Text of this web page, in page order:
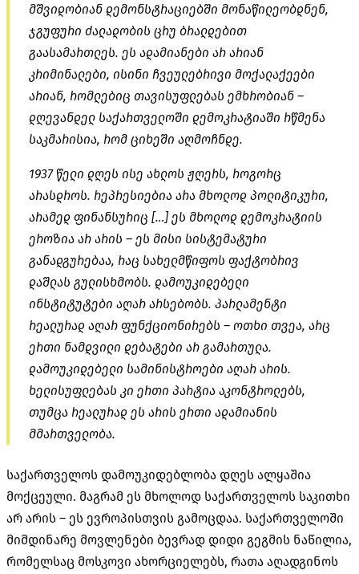
მშვიდობიან დემონსტრაციებში მონაწილეობდნენ,
ჯგუფური ძალადობის ცრუ ბრალდებით
გაასამართლეს. ეს ადამიანები არ არიან
კრიმინალები, ისინი ჩვეულებრივი მოქალაქეები
არიან, რომლებიც თავისუფლებას ემხრობიან –
დღევანდელ საქართველოში დემოკრატიაში რწმენა
საკმარისია, რომ ციხეში აღმოჩნდე.
1937 წელი დღეს ისე ახლოს ჟღერს, როგორც
არასდროს. რეპრესიებია არა მხოლოდ პოლიტიკური,
არამედ ფინანსურიც […] ეს მხოლოდ დემოკრატიის
ეროზია არ არის – ეს მისი სისტემატური
განადგურებაა, რაც სახელმწიფოს ფაქტობრივ
დაშლას გულისხმობს. დამოუკიდებელი
ინსტიტუტები აღარ არსებობს. პარლამენტი
რეალურად აღარ ფუნქციონირებს – ოთხი თვეა, არც
ერთი ნამდვილი დებატები არ გამართულა.
დამოუკიდებელი სამინისტროები აღარ არის.
ხელისუფლებას კი ერთი პარტია აკონტროლებს,
თუმცა რეალურად ეს არის ერთი ადამიანის
მმართველობა.
საქართველოს დამოუკიდებლობა დღეს ალყაშია
მოქცეული. მაგრამ ეს მხოლოდ საქართველოს საკითხი
არ არის – ეს ევროპისთვის გამოცდაა. საქართველოში
მიმდინარე მოვლენები ბევრად დიდი გეგმის ნაწილია,
რომელსაც მოსკოვი ახორციელებს, რათა აღადგინოს